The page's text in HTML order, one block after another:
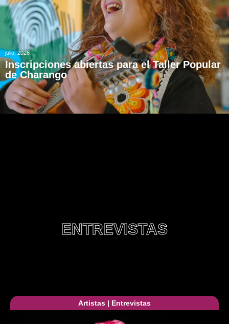
julio, 2026
Inscripciones abiertas para el Taller Popular
de Charango
ENTREVISTAS
Artistas | Entrevistas